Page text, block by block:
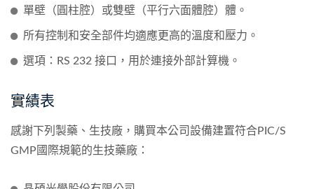
單壁（圓柱腔）或雙壁（平行六面體腔）體。
所有控制和安全部件均適應更高的溫度和壓力。
選項：RS 232 接口，用於連接外部計算機。
實績表
感謝下列製藥、生技廠，購買本公司設備建置符合PIC/S
GMP國際規範的生技藥廠：